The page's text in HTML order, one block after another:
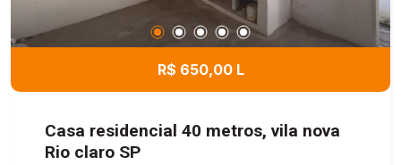
R$ 650,00 L
Casa residencial 40 metros, vila nova
Rio claro SP